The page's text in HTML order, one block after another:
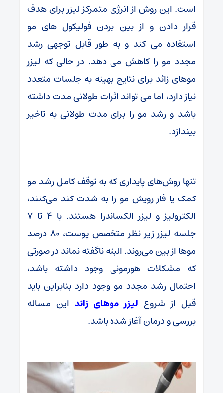
است. این روش از انرژی متمرکز لیزر برای هدف
قرار دادن و از بین بردن فولیکول های مو
استفاده می کند و به طور قابل توجهی رشد
مجدد مو را کاهش می دهد. در حالی که لیزر
موهای زائد برای نتایج بهینه به جلسات متعدد
نیاز دارد، اما می تواند اثرات طولانی مدت داشته
باشد و رشد مو را برای مدت طولانی به تاخیر
بیندازد.
تنها روش‌های پایداری که به توقف کامل رشد مو
کمک یا فاز رویش مو را به شدت کند می‌کنند،
الکترولیز و لیزر الکساندرا هستند. با 4 تا 7
جلسه لیزر زیر نظر متخصص پوست، 80 درصد
موها از بین می‌روند. البته ناگفته نماند در صورتی
که مشکلات هورمونی وجود داشته باشد،
احتمال رشد مجدد مو وجود دارد بنابراین باید
قبل از شروع لیزر موهای زائد این مساله
بررسی و درمان آغاز شده باشد.